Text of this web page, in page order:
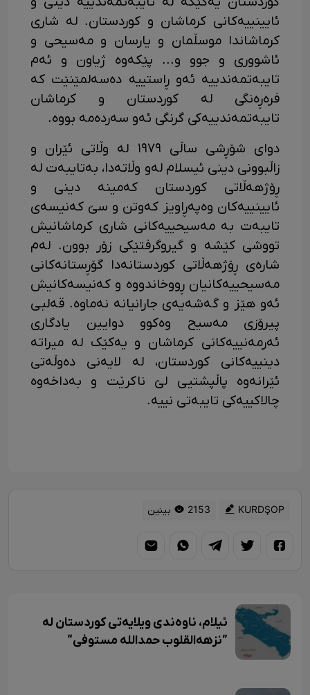
ئایینییەکانی کرماشان و کوردستان. لە شاری
کرماشاندا موسڵمان و یارسان و مەسیحی و
ئاشووری و جوو و... پێکەوە ژیاون و ئەم
تایبەتمەندییە ئەو ڕاستییە دەسەلمێنێت کە
فرەڕەنگی لە کوردستان و کرماشان
تایبەتمەندییەکی گرنگی ئەو سەردەمە بووە.
دوای شۆڕشی ساڵی ١٩٧٩ لە وڵاتی ئێران و
زاڵبوونی دینی ئیسلام لەو وڵاتەدا، بەتایبەت لە
ڕۆژهەڵاتی کوردستان کەمینە دینی و
ئایینییەکان وەپەڕاویز کەوتن و سێ کەنیسەی
تایبەت بە مەسیحییەکانی شاری کرماشانیش
تووشی کێشە و گیروگرفتێکی زۆر بوون. لەم
شارەی ڕۆژهەڵاتی کوردستانەدا گۆڕستانەکانی
مەسیحییەکانیان ڕووخاندووە و کەنیسەکانیش
ئەو هێز و گەشەیەی جارانیانە نەماوە. قەلبی
پیرۆزی مەسیح وەکوو دوایین یادگاری
ئەرمەنییەکانی کرماشان و یەکێک لە میراتە
دینییەکانی کوردستان، لە لایەنی دەوڵەتی
ئێرانەوە پاڵپشتیی لێ ناکرێت و بەداخەوە
چالاکییەکی تایبەتی نییە.
KURDŞOP 2153 بینین
ئیلام، ناوەندی ویلایەتی کوردستان لە
”نزهەالقلوب حمداللە مستوفی“